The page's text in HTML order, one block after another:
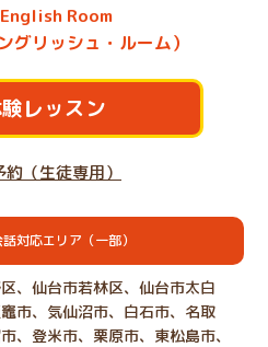
Room
グリッシュ・ルーム）
レッスン
（生徒専用）
対応エリア（一部）
、仙台市若林区、仙台市太白
市、気仙沼市、白石市、名取
、登米市、栗原市、東松島市、